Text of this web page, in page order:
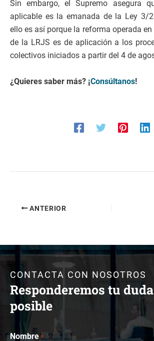
Sin embargo, el Supremo asegura
aplicable es la emanada de la Ley 3/
ello es así porque la reforma operada
de la LRJS es de aplicación a los
colectivos iniciados a partir del 4 de
¿Quieres saber más? ¡Consúltanos!
ANTERIOR
CONTACTA CON NOSOTROS
Responderemos tu
posible
Nombre *